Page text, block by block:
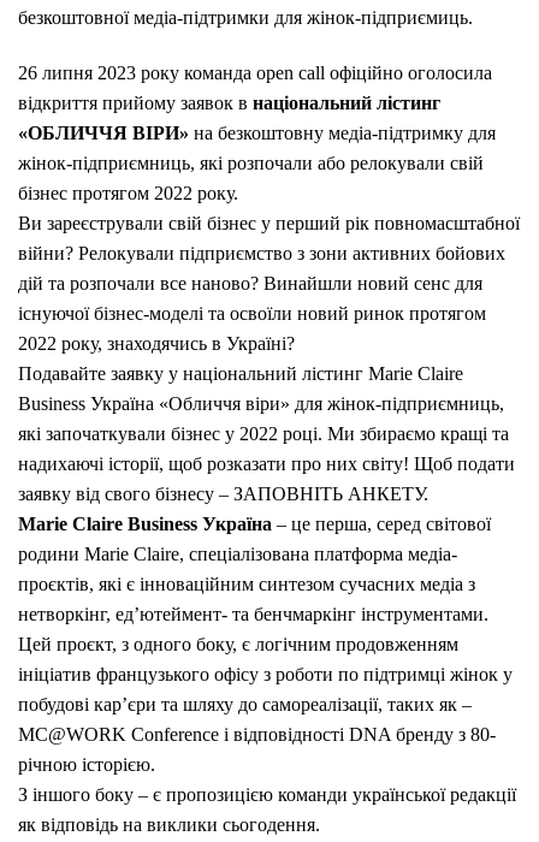
безкоштовної медіа-підтримки для жінок-підприємиць.
26 липня 2023 року команда open call офіційно оголосила
відкриття прийому заявок в національний лістинг
«ОБЛИЧЧЯ ВІРИ» на безкоштовну медіа-підтримку для
жінок-підприємниць, які розпочали або релокували свій
бізнес протягом 2022 року.
Ви зареєстрували свій бізнес у перший рік повномасштабної
війни? Релокували підприємство з зони активних бойових
дій та розпочали все наново? Винайшли новий сенс для
існуючої бізнес-моделі та освоїли новий ринок протягом
2022 року, знаходячись в Україні?
Подавайте заявку у національний лістинг Marie Claire
Business Україна «Обличчя віри» для жінок-підприємниць,
які започаткували бізнес у 2022 році. Ми збираємо кращі та
надихаючі історії, щоб розказати про них світу! Щоб подати
заявку від свого бізнесу – ЗАПОВНІТЬ АНКЕТУ.
Marie Claire Business Україна – це перша, серед світової
родини Marie Claire, спеціалізована платформа медіа-
проєктів, які є інноваційним синтезом сучасних медіа з
нетворкінг, ед’ютеймент- та бенчмаркінг інструментами.
Цей проєкт, з одного боку, є логічним продовженням
ініціатив французького офісу з роботи по підтримці жінок у
побудові кар’єри та шляху до самореалізації, таких як –
MC@WORK Conference і відповідності DNA бренду з 80-
річною історією.
З іншого боку – є пропозицією команди української редакції
як відповідь на виклики сьогодення.